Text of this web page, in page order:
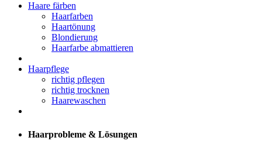
Haare färben
Haarfarben
Haartönung
Blondierung
Haarfarbe abmattieren
Haarpflege
richtig pflegen
richtig trocknen
Haarewaschen
Haarprobleme & Lösungen